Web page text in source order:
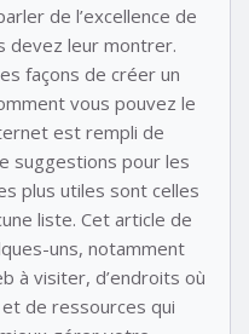
de l’excellence de
devez leur montrer.
façons de créer un
vous pouvez le
est rempli de
suggestions pour les
plus utiles sont celles
liste. Cet article de
uns, notamment
à visiter, d’endroits où
de ressources qui